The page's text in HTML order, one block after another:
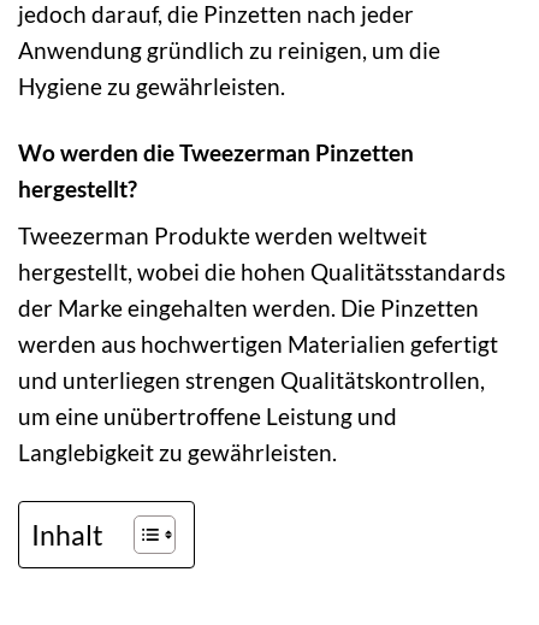
jedoch darauf, die Pinzetten nach jeder
Anwendung gründlich zu reinigen, um die
Hygiene zu gewährleisten.
Wo werden die Tweezerman Pinzetten
hergestellt?
Tweezerman Produkte werden weltweit
hergestellt, wobei die hohen Qualitätsstandards
der Marke eingehalten werden. Die Pinzetten
werden aus hochwertigen Materialien gefertigt
und unterliegen strengen Qualitätskontrollen,
um eine unübertroffene Leistung und
Langlebigkeit zu gewährleisten.
Inhalt